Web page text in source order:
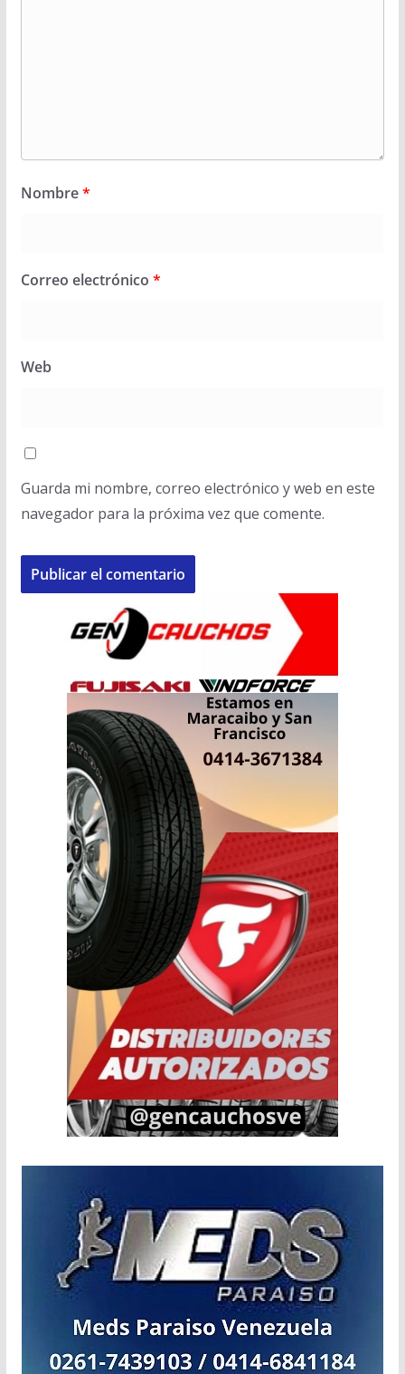
Nombre*
Correo electrónico *
Web
Guarda mi nombre, correo electrónico y web en este
navegador para la próxima vez que comente.